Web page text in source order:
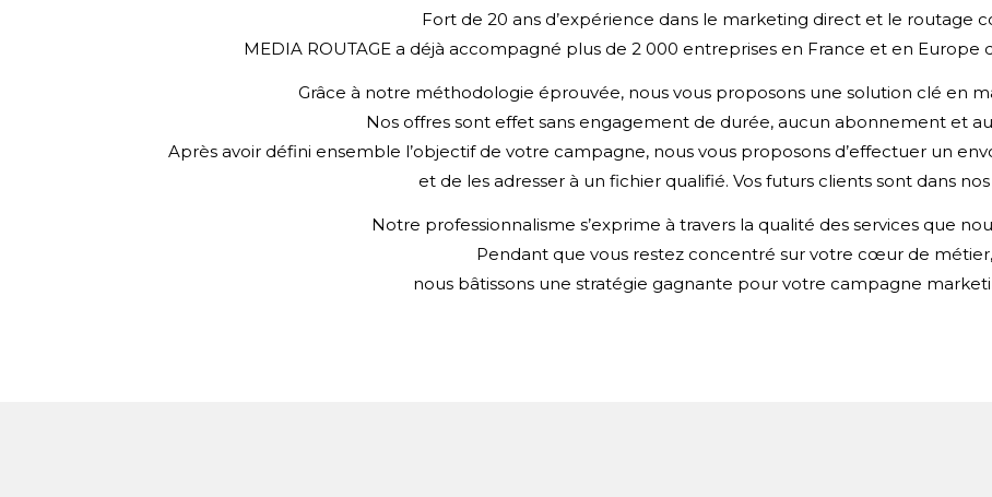
Fort de 20 ans d’expérience dans le marketing direct et le routage
MEDIA ROUTAGE a déjà accompagné plus de 2 000 entreprises en France et en Europe
Grâce à notre méthodologie éprouvée, nous vous proposons une solution clé en
Nos offres sont effet sans engagement de durée, aucun abonnement et
Après avoir défini ensemble l’objectif de votre campagne, nous vous proposons d’effectuer un
et de les adresser à un fichier qualifié. Vos futurs clients sont dans nos
Notre professionnalisme s’exprime à travers la qualité des services que
Pendant que vous restez concentré sur votre cœur de métier,
nous bâtissons une stratégie gagnante pour votre campagne